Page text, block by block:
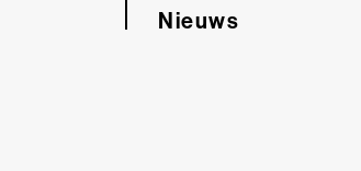
Nieuws